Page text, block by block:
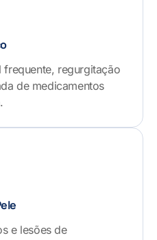
frequente, regurgitação
de medicamentos
e lesões de